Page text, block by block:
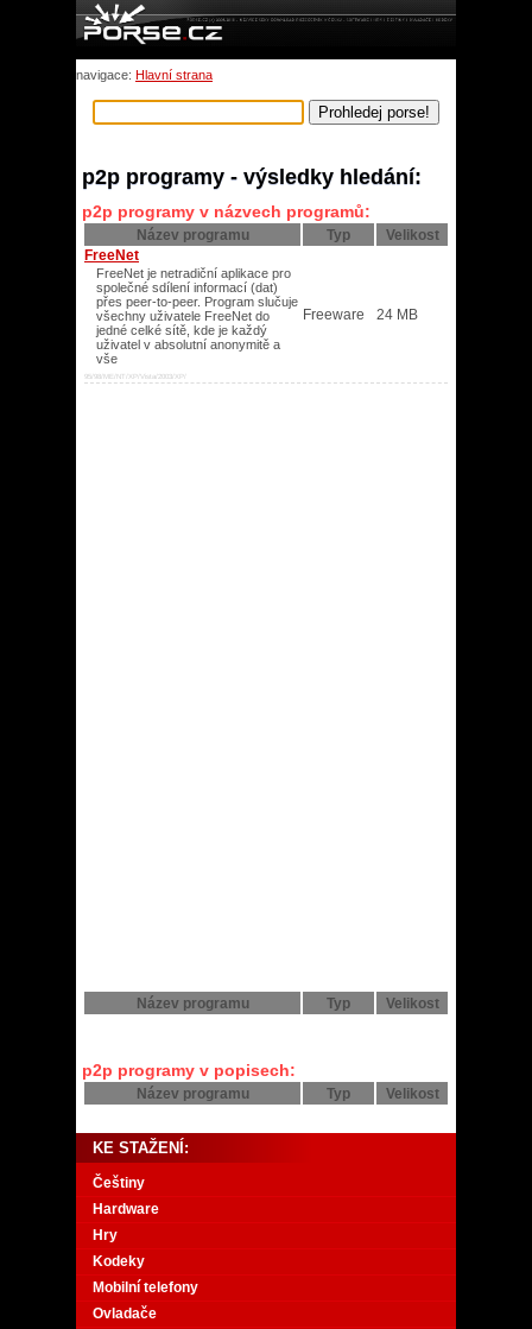
navigace: Hlavní strana
p2p programy - výsledky hledání:
p2p programy v názvech programů:
Název programu Typ
Velikost
FreeNet
FreeNet je netradiční aplikace pro
společné sdílení informací (dat)
přes peer-to-peer. Program slučuje
všechny uživatele FreeNet do
jedné celké sítě, kde je každý
uživatel v absolutní anonymitě a
vše
95/98/ME/NT/XP/Vista/2003/XP/
Freeware 24 MB
Název programu Typ Velikost
p2p programy v popisech:
Název programu Typ Velikost
KE STAŽENÍ:
Češtiny
Hardware
Hry
Kodeky
Mobilní telefony
Ovladače